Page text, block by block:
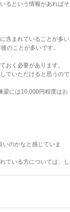
るという情報があればそ
含まれていることが多い
のことが多いです。
おく必要があります。
ていただけると思うので
梁には10,000円程度はお
のかなと感じていま
ている方については、し